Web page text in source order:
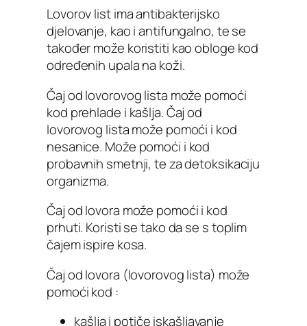
Lovorov list ima antibakterijsko
djelovanje, kao i antifungalno, te se
također može koristiti kao obloge kod
određenih upala na koži.
Čaj od lovorovog lista može pomoći
kod prehlade i kašlja. Čaj od
lovorovog lista može pomoći i kod
nesanice. Može pomoći i kod
probavnih smetnji, te za detoksikaciju
organizma.
Čaj od lovora može pomoći i kod
prhuti. Koristi se tako da se s toplim
čajem ispire kosa.
Čaj od lovora (lovorovog lista) može
pomoći kod :
kašlja i potiče iskašljavanje